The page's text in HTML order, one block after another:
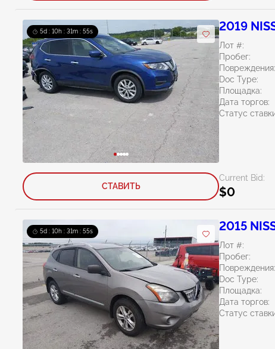
5d : 10h : 31m : 54s 2019
Лот #:
Пробег:
Повреждения:
Doc Type:
Площадка:
Дата торгов:
Статус
Current Bid:
$0
СТАВИТЬ
5d : 10h : 31m : 54s 2015
Лот #:
Пробег:
Повреждения:
Doc Type:
Площадка:
Дата торгов:
Статус